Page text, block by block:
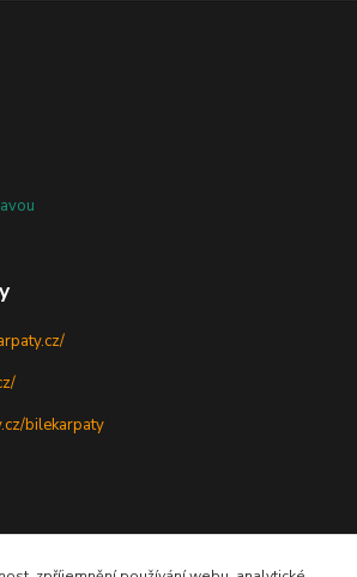
bilekarpaty